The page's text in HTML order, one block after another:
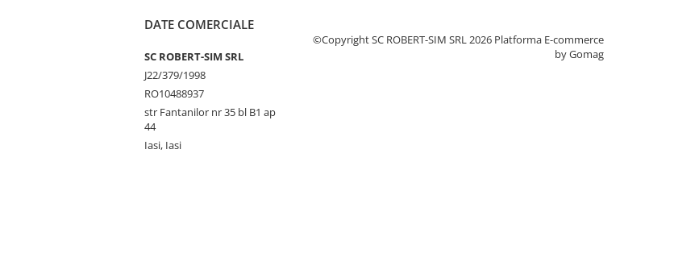
DATE COMERCIALE
SC ROBERT-SIM SRL
J22/379/1998
RO10488937
str Fantanilor nr 35 bl B1 ap
44
Iasi, Iasi
©Copyright SC ROBERT-SIM SRL 2026 Platforma E-commerce
by Gomag